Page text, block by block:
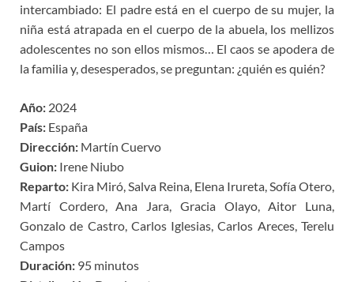
intercambiado: El padre está en el cuerpo de su mujer, la
niña está atrapada en el cuerpo de la abuela, los mellizos
adolescentes no son ellos mismos… El caos se apodera de
la familia y, desesperados, se preguntan: ¿quién es quién?
Año: 2024
País: España
Dirección: Martín Cuervo
Guion: Irene Niubo
Reparto: Kira Miró, Salva Reina, Elena Irureta, Sofía Otero,
Martí Cordero, Ana Jara, Gracia Olayo, Aitor Luna,
Gonzalo de Castro, Carlos Iglesias, Carlos Areces, Terelu
Campos
Duración: 95 minutos